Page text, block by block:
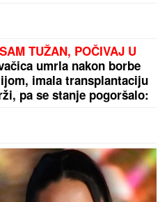
TUŽAN, POČIVAJ U
umrla nakon borbe
imala transplantaciju
pa se stanje pogoršalo: